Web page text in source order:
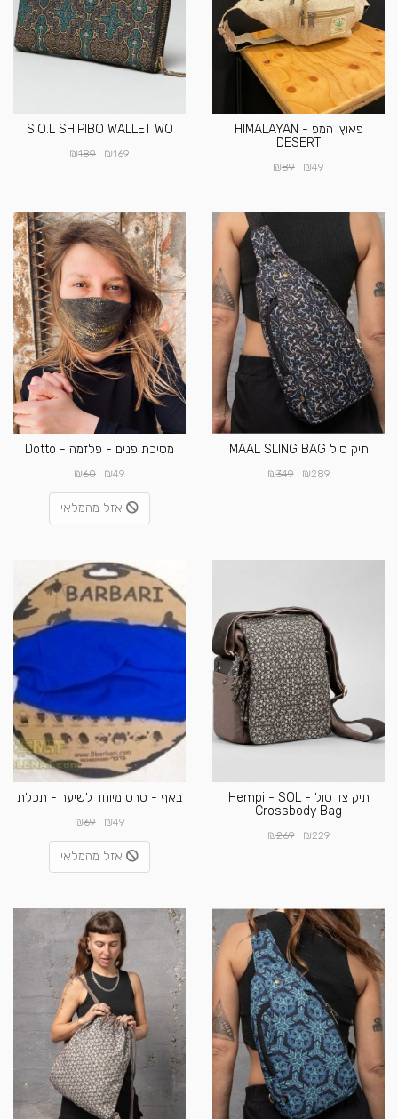
פאוץ' המפ - HIMALAYAN
DESERT
₪49
₪89
S.O.L SHIPIBO WALLET WO
₪169
₪189
תיק סול MAAL SLING BAG
₪289
₪349
מסיכת פנים - פלזמה - Dotto
₪49
₪60
אזל מהמלאי
תיק צד סול - Hempi - SOL
Crossbody Bag
₪229
₪269
באף - סרט מיוחד לשיער - תכלת
₪49
₪69
אזל מהמלאי